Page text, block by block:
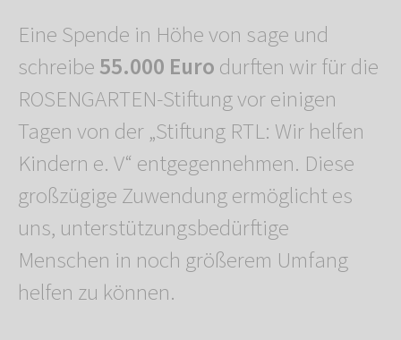
Eine Spende in Höhe von sage und
schreibe55.000 Eurodurften wir für die
ROSENGARTEN-Stiftung vor einigen
Tagen von der „Stiftung RTL: Wir helfen
Kindern e. V“ entgegennehmen. Diese
großzügige Zuwendung ermöglicht es
uns, unterstützungsbedürftige
Menschen in noch größerem Umfang
helfen zu können.